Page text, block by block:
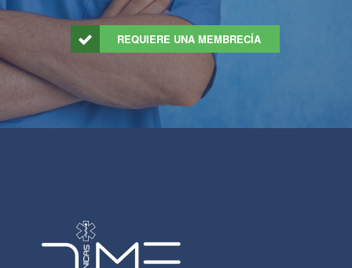
REQUIERE UNA MEMBRECÍA